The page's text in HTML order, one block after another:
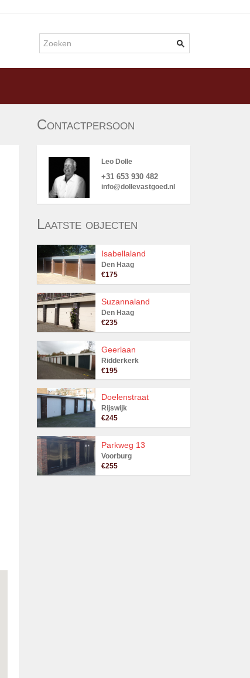
Zoekveld
Contactpersoon
Leo Dolle
+31 653 930 482
info@dollevastgoed.nl
Laatste objecten
Isabellaland
Den Haag
€175
Suzannaland
Den Haag
€235
Geerlaan
Ridderkerk
€195
Doelenstraat
Rijswijk
€245
Parkweg 13
Voorburg
€255